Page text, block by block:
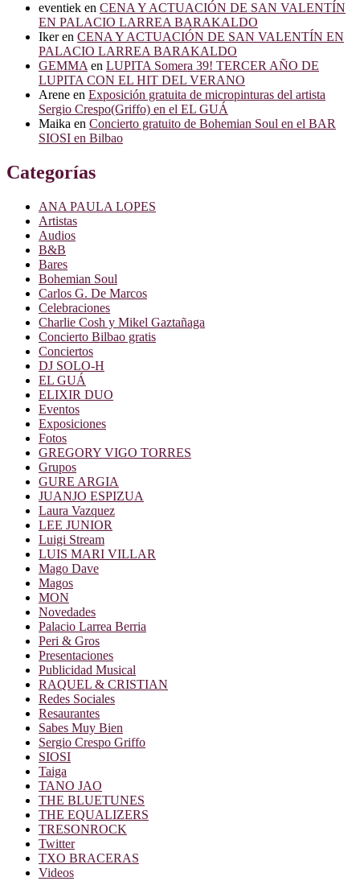
eventiek en CENA Y ACTUACIÓN DE SAN VALENTÍN
EN PALACIO LARREA BARAKALDO
Ikeren CENA Y ACTUACIÓN DE SAN VALENTÍN EN
PALACIO LARREA BARAKALDO
GEMMA en LUPITA Somera 39! TERCER AÑO DE
LUPITA CON EL HIT DEL VERANO
Arene en Exposición gratuita de micropinturas del artista
Sergio Crespo(Griffo) en el EL GUÁ
Maika en Concierto gratuito de Bohemian Soul en el BAR
SIOSI en Bilbao
Categorías
ANA PAULA LOPES
Artistas
Audios
B&B
Bares
Bohemian Soul
Carlos G. De Marcos
Celebraciones
Charlie Cosh y Mikel Gaztañaga
Concierto Bilbao gratis
Conciertos
DJ SOLO-H
EL GUÁ
ELIXIR DUO
Eventos
Exposiciones
Fotos
GREGORY VIGO TORRES
Grupos
GURE ARGIA
JUANJO ESPIZUA
Laura Vazquez
LEE JUNIOR
Luigi Stream
LUIS MARI VILLAR
Mago Dave
Magos
MON
Novedades
Palacio Larrea Berria
Peri & Gros
Presentaciones
Publicidad Musical
RAQUEL & CRISTIAN
Redes Sociales
Resaurantes
Sabes Muy Bien
Sergio Crespo Griffo
SIOSI
Taiga
TANO JAO
THE BLUETUNES
THE EQUALIZERS
TRESONROCK
Twitter
TXO BRACERAS
Videos